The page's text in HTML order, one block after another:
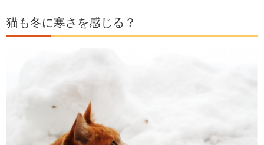
猫も冬に寒さを感じる？